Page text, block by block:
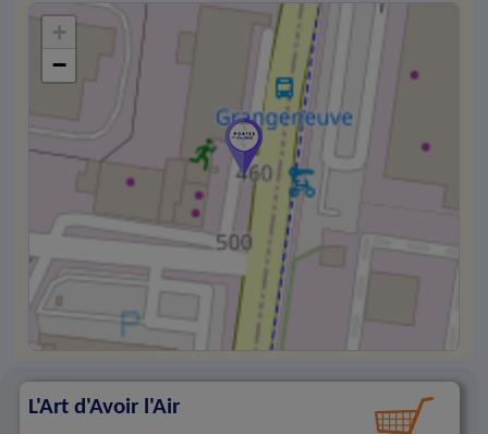
+
−
L'Art d'Avoir l'Air